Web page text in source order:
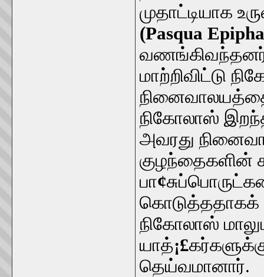
முதாட்டியாக
(Pasqua
மாற்றிவிட்டு
நிகோலாஸ்
அவரது
குழந்தைகளின்
பா¢
கொடுத்ததாகக்
நிகோலாஸ்
யாத்¡£
தெய்வமானார்.